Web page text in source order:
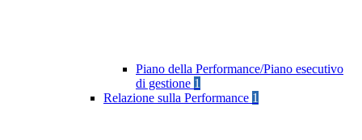
Piano della Performance/Piano esecutivo
di gestione 1
Relazione sulla Performance 1